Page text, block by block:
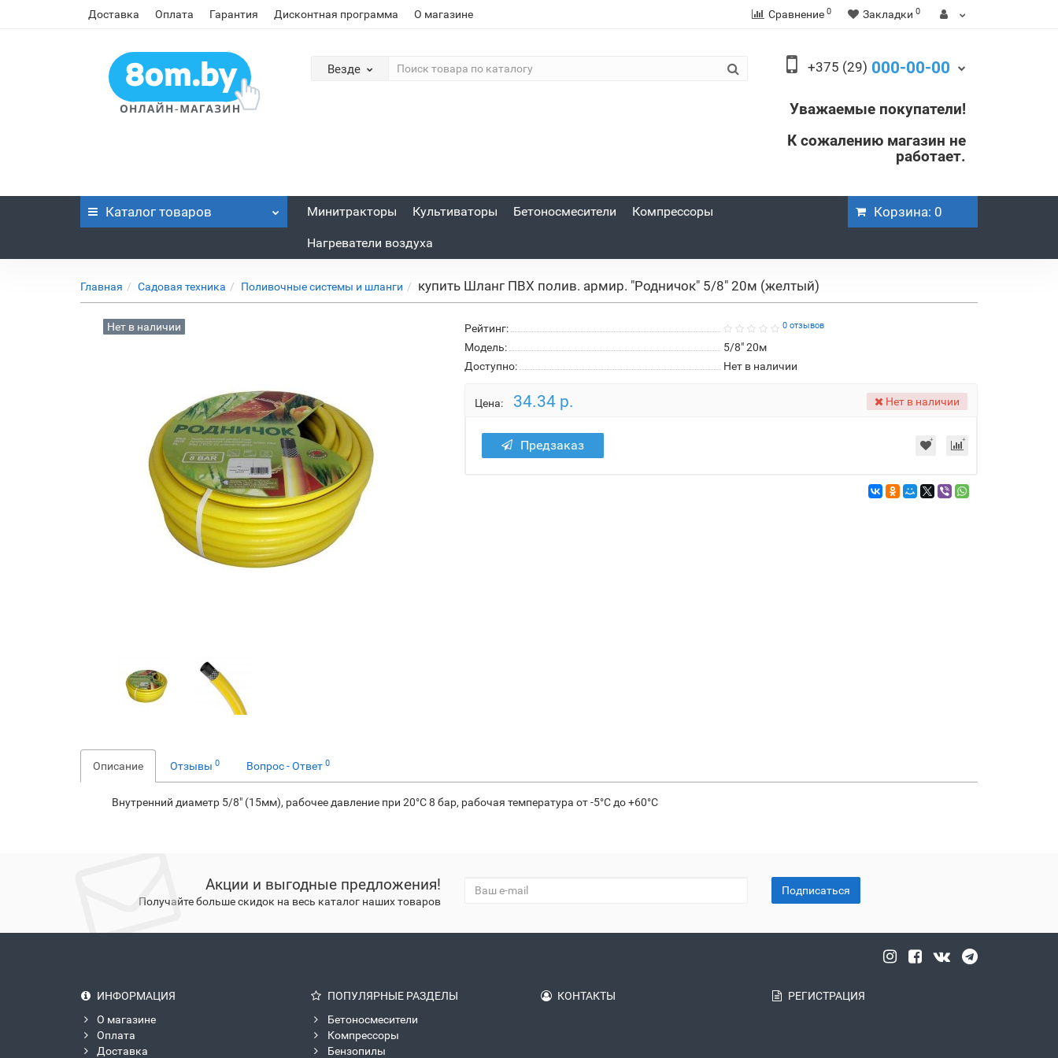
Доставка Оплата Гарантия Дисконтная программа О магазине Сравнение 0 Закладки 0
Везде +375 (29) 000-00-00
Уважаемые покупатели!
К сожалению магазин не
работает.
Каталог товаров Минитракторы Культиваторы Бетоносмесители Компрессоры
Нагреватели воздуха
Корзина: 0
Главная Садовая техника Поливочные системы и шланги купить Шланг ПВХ полив. армир. "Родничок" 5/8" 20м (желтый)
Нет в наличии Рейтинг: 0 отзывов
Модель:
5/8" 20м
Доступно:
Нет в наличии
Цена: 34.34 р. Нет в наличии
Предзаказ
Описание Отзывы 0 Вопрос - Ответ 0
Внутренний диаметр 5/8" (15мм), рабочее давление при 20°С 8 бар, рабочая температура от -5°С до +60°С
Акции и выгодные предложения!
Получайте больше скидок на весь каталог наших товаров
Подписаться
ИНФОРМАЦИЯ
О магазине
Оплата
Доставка
ПОПУЛЯРНЫЕ РАЗДЕЛЫ
Бетоносмесители
Компрессоры
Бензопилы
КОНТАКТЫ РЕГИСТРАЦИЯ